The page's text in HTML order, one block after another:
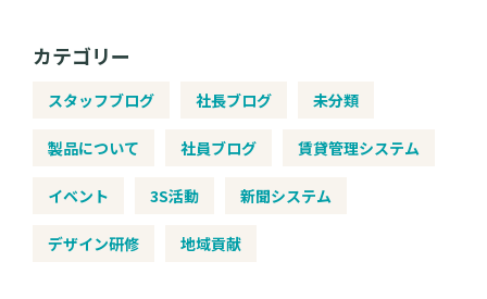
カテゴリー
スタッフブログ 社長ブログ 未分類
製品について 社員ブログ 賃貸管理システム
イベント 3S活動 新聞システム
デザイン研修 地域貢献